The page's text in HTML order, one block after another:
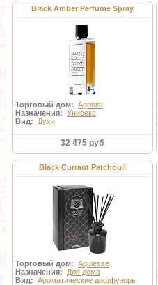
Black Amber Perfume Spray
Торговый дом: Agonist
Назначения: Унисекс
Вид: Духи
32 475 руб
Black Currant Patchouli
Торговый дом: Aquiesse
Назначения: Для дома
Вид: Ароматические диффузоры